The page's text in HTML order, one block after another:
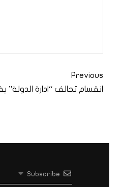
Previous
انقسام تحالف “ادارة الدولة”
Subscribe